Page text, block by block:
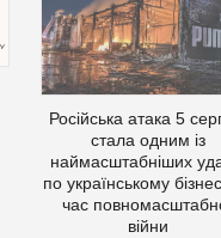
Російська атака 5
стала одним із
наймасштабніших
по українському
час
війни